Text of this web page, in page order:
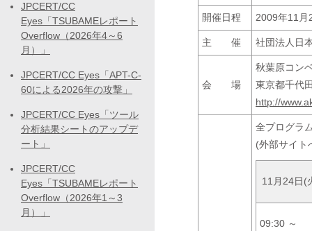
開催日程 2009年11月
主 催 社団法人日
会 場
秋葉原コン
東京都千代
http://
全プログラ
(外部サイト
11月24日(
09:30 ～
JPCERT/CC
Eyes「TSUBAMEレポート
Overflow（2026年4～6
月）」
JPCERT/CC Eyes「APT-C-
60による2026年の攻撃」
JPCERT/CC Eyes「ツール
分析結果シートのアップデ
ート」
JPCERT/CC
Eyes「TSUBAMEレポート
Overflow（2026年1～3
月）」